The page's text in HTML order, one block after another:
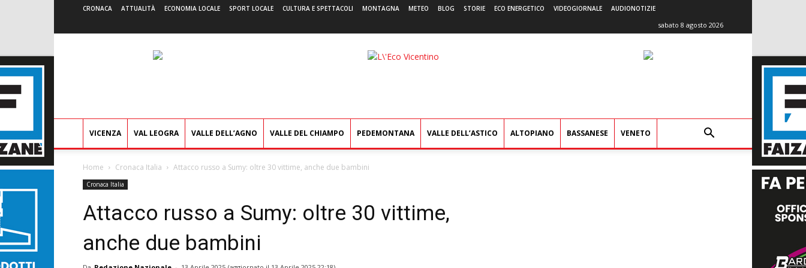
CRONACA ATTUALITÀ ECONOMIA LOCALE SPORT LOCALE CULTURA E SPETTACOLI MONTAGNA METEO BLOG STORIE ECO ENERGETICO VIDEOGIORNALE AUDIONOTIZIE
sabato 8 agosto 2026
L'Eco
VICENZA VAL LEOGRA VALLE DELL’AGNO VALLE DEL CHIAMPO PEDEMONTANA VALLE DELL’ASTICO ALTOPIANO BASSANESE VENETO
Home Cronaca Italia Attacco russo a Sumy: oltre 30 vittime, anche due bambini
Cronaca Italia
Attacco russo a Sumy: oltre 30 vittime,
anche due bambini